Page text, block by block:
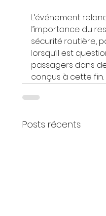
L’événement
l’importance du
sécurité routière,
lorsqu’il est
passagers dans
conçus à cette fin.
Posts récents